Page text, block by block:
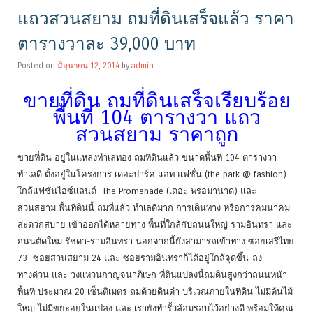
แถวสวนสยาม ถมที่ดินเสร็จแล้ว ราคา
ตารางวาละ 39,000 บาท
Posted on มิถุนายน 12, 2014 by admin
ขายที่ดิน ถมที่ดินเสร็จเรียบร้อย
พื้นที่ 104 ตารางวา แถว
สวนสยาม ราคาถูก
ขายที่ดิน อยู่ในแหล่งทำเลทอง ถมที่ดินแล้ว ขนาดพื้นที่ 104 ตารางวา
ทำเลดี ตั้งอยู่ในโครงการ เดอะปาร์ค แอท แฟชั่น (the park @ fashion)
ใกล้แฟชั่นไอซ์แลนด์ The Promenade (เดอะ พรอมานาด) และ
สวนสยาม พื้นที่ดินนี้ ถมที่แล้ว ทำเลดีมาก การเดินทาง หรือการคมนาคม
สะดวกสบาย เข้าออกได้หลายทาง พื้นที่ใกล้กับถนนใหญ่ รามอินทรา และ
ถนนตัดใหม่ รัชดา-รามอินทรา นอกจากนี้ยังสามารถเข้าทาง ซอยเสรีไทย
73 ซอยสวนสยาม 24 และ ซอยรามอินทราก็ได้อยู่ใกล้จุดขึ้น-ลง
ทางด่วน และ วงแหวนกาญจนาภิเษก ที่ดินแปลงนี้ถมดินสูงกว่าถนนหน้า
พื้นที่ ประมาณ 20 เซ็นติเมตร ถมด้วยดินดำ บริเวณภายในที่ดิน ไม่มีต้นไม้
ใหญ่ ไม่มีขยะอยู่ในแปลง และ เรายังทำรั้วล้อมรอบไว้อย่างดี พร้อมให้คุณ